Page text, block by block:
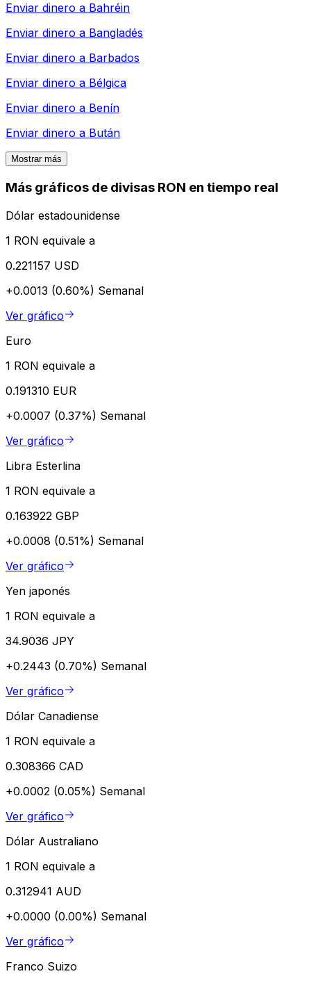
Enviar dinero a Bahréin
Enviar dinero a Bangladés
Enviar dinero a Barbados
Enviar dinero a Bélgica
Enviar dinero a Benín
Enviar dinero a Bután
Mostrar más
Más gráficos de divisas RON en tiempo real
Dólar estadounidense
1 RON equivale a
0.221157 USD
+0.0013 (0.60%) Semanal
Ver gráfico
Euro
1 RON equivale a
0.191310 EUR
+0.0007 (0.37%) Semanal
Ver gráfico
Libra Esterlina
1 RON equivale a
0.163922 GBP
+0.0008 (0.51%) Semanal
Ver gráfico
Yen japonés
1 RON equivale a
34.9036 JPY
+0.2443 (0.70%) Semanal
Ver gráfico
Dólar Canadiense
1 RON equivale a
0.308366 CAD
+0.0002 (0.05%) Semanal
Ver gráfico
Dólar Australiano
1 RON equivale a
0.312941 AUD
+0.0000 (0.00%) Semanal
Ver gráfico
Franco Suizo